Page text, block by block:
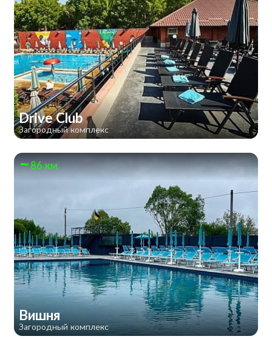
Drive Club
Загородный комплекс
86 км
Вишня
Загородный комплекс